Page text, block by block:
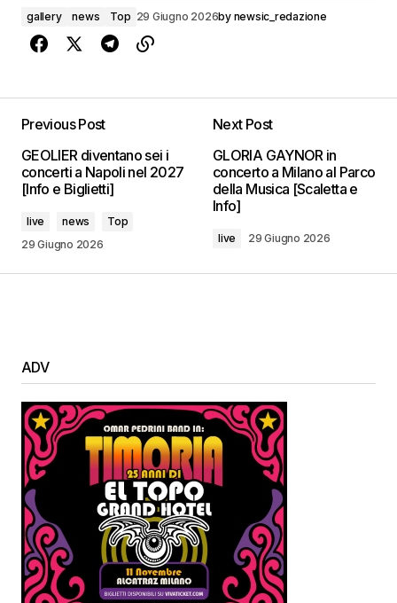
gallery news Top 29 Giugno 2026by newsic_redazione
Previous Post
GEOLIER diventano sei i
concerti a Napoli nel 2027
[Info e Biglietti]
live news
Top
29 Giugno 2026
Next Post
GLORIA GAYNOR in
concerto a Milano al Parco
della Musica [Scaletta e
Info]
live 29 Giugno 2026
ADV